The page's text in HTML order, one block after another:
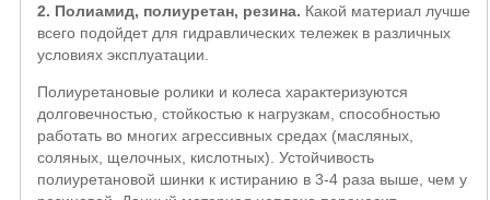
2. Полиамид, полиуретан, резина. Какой материал лучше
всего подойдет для гидравлических тележек в различных
условиях эксплуатации.
Полиуретановые ролики и колеса характеризуются
долговечностью, стойкостью к нагрузкам, способностью
работать во многих агрессивных средах (масляных,
соляных, щелочных, кислотных). Устойчивость
полиуретановой шинки к истиранию в 3-4 раза выше, чем у